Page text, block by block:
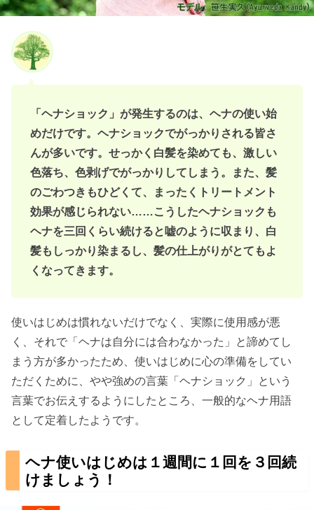
「ヘナショック」が発生するのは、ヘナの使い始
めだけです。ヘナショックでがっかりされる皆さ
んが多いです。せっかく白髪を染めても、激しい
色落ち、色剥げでがっかりしてしまう。また、髪
のごわつきもひどくて、まったくトリートメント
効果が感じられない……こうしたヘナショックも
ヘナを三回くらい続けると嘘のように収まり、白
髪もしっかり染まるし、髪の仕上がりがとてもよ
くなってきます。
使いはじめは慣れないだけでなく、実際に使用感が悪
く、それで「ヘナは自分には合わなかった」と諦めてし
まう方が多かったため、使いはじめに心の準備をしてい
ただくために、やや強めの言葉「ヘナショック」という
言葉でお伝えするようにしたところ、一般的なヘナ用語
として定着したようです。
ヘナ使いはじめは１週間に１回を３回続
けましょう！